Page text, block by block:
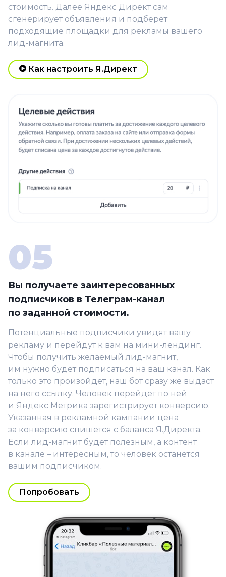
стоимость. Далее Яндекс Директ сам
сгенерирует объявления и подберет
подходящие площадки для рекламы вашего
лид-магнита.
Как настроить Я.Директ
Вы получаете заинтересованных
подписчиков в Телеграм-канал
по заданной стоимости.
Потенциальные подписчики увидят вашу
рекламу и перейдут к вам на мини-лендинг.
Чтобы получить желаемый лид-магнит,
им нужно будет подписаться на ваш канал. Как
только это произойдет, наш бот сразу же выдаст
на него ссылку. Человек перейдет по ней
и Яндекс Метрика зарегистрирует конверсию.
Указанная в рекламной кампании цена
за конверсию спишется с баланса Я.Директа.
Если лид-магнит будет полезным, а контент
в канале – интересным, то человек останется
вашим подписчиком.
Попробовать